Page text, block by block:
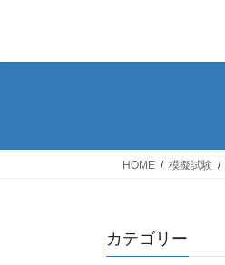
ッ
移
HOME 模擬試験
カテゴリー